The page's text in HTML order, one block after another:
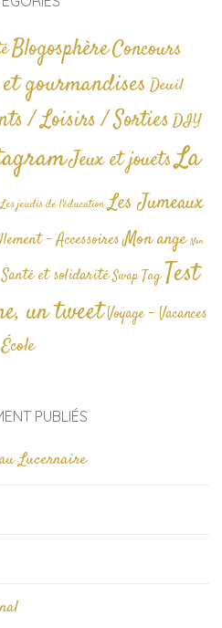
BlogosphèreConcours
gourmandises Deuil
/ Loisirs / SortiesDIY
Jeux et jouetsLa
Les jeudis de l'éducation Les Jumeaux
- AccessoiresMon ange Non
Santé et solidarité Swap TagTest
un tweetVoyage - Vacances
École
PUBLIÉS
Lucernaire